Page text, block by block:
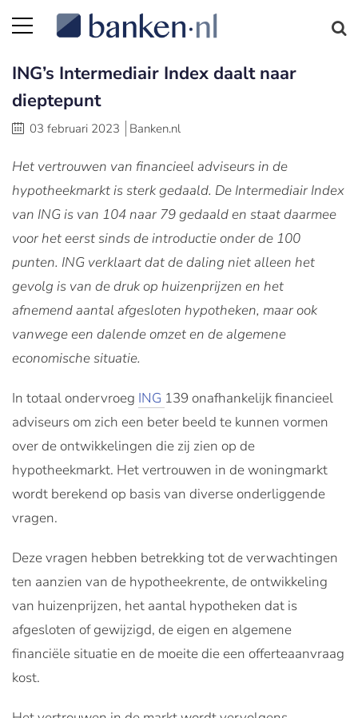
ING’s Intermediair Index daalt naar
dieptepunt
03 februari 2023 Banken.nl
Het vertrouwen van financieel adviseurs in de
hypotheekmarkt is sterk gedaald. De Intermediair Index
van ING is van 104 naar 79 gedaald en staat daarmee
voor het eerst sinds de introductie onder de 100
punten. ING verklaart dat de daling niet alleen het
gevolg is van de druk op huizenprijzen en het
afnemend aantal afgesloten hypotheken, maar ook
vanwege een dalende omzet en de algemene
economische situatie.
In totaal ondervroeg ING 139 onafhankelijk financieel
adviseurs om zich een beter beeld te kunnen vormen
over de ontwikkelingen die zij zien op de
hypotheekmarkt. Het vertrouwen in de woningmarkt
wordt berekend op basis van diverse onderliggende
vragen.
Deze vragen hebben betrekking tot de verwachtingen
ten aanzien van de hypotheekrente, de ontwikkeling
van huizenprijzen, het aantal hypotheken dat is
afgesloten of gewijzigd, de eigen en algemene
financiële situatie en de moeite die een offerteaanvraag
kost.